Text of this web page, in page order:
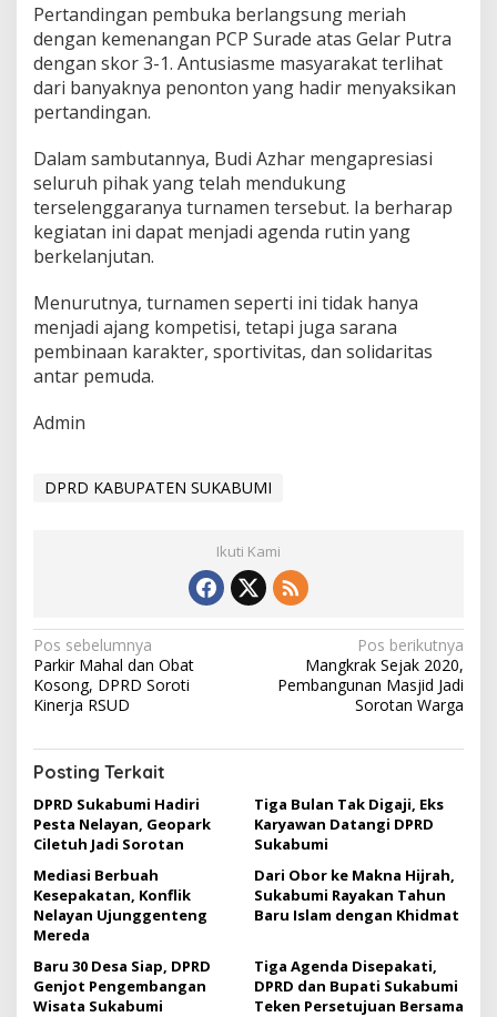
d
i
S
u
k
u
i
Pertandingan pembuka berlangsung meriah
dengan kemenangan PCP Surade atas Gelar Putra
dengan skor 3-1. Antusiasme masyarakat terlihat
dari banyaknya penonton yang hadir menyaksikan
pertandingan.
Dalam sambutannya, Budi Azhar mengapresiasi
seluruh pihak yang telah mendukung
terselenggaranya turnamen tersebut. Ia berharap
kegiatan ini dapat menjadi agenda rutin yang
berkelanjutan.
Menurutnya, turnamen seperti ini tidak hanya
menjadi ajang kompetisi, tetapi juga sarana
pembinaan karakter, sportivitas, dan solidaritas
antar pemuda.
Admin
DPRD KABUPATEN SUKABUMI
Ikuti Kami
N
a
v
i
g
a
s
i
p
o
s
Pos sebelumnya
Parkir Mahal dan Obat
Kosong, DPRD Soroti
Kinerja RSUD
Pos berikutnya
Mangkrak Sejak 2020,
Pembangunan Masjid Jadi
Sorotan Warga
Posting Terkait
DPRD Sukabumi Hadiri
Pesta Nelayan, Geopark
Ciletuh Jadi Sorotan
Tiga Bulan Tak Digaji, Eks
Karyawan Datangi DPRD
Sukabumi
Mediasi Berbuah
Kesepakatan, Konflik
Nelayan Ujunggenteng
Mereda
Dari Obor ke Makna Hijrah,
Sukabumi Rayakan Tahun
Baru Islam dengan Khidmat
Baru 30 Desa Siap, DPRD
Genjot Pengembangan
Wisata Sukabumi
Tiga Agenda Disepakati,
DPRD dan Bupati Sukabumi
Teken Persetujuan Bersama